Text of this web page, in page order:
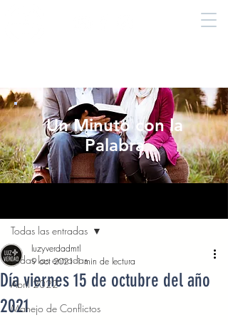
Un Minuto con la
Palabra
Todas las entradas
Abril 2022
Manejo de Conflictos
Todas las entradas
Día viernes 15 de octubre del año
2021
luzyverdadmtl
9 oct 2021 1 min de lectura